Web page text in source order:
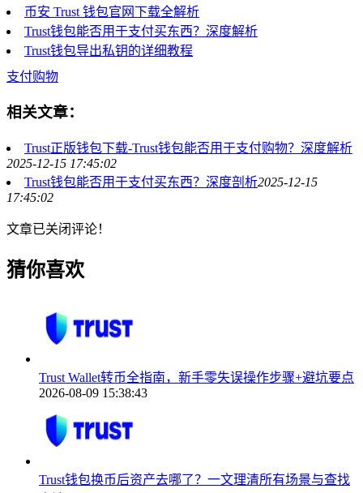
币安 Trust 钱包官网下载全解析
Trust钱包能否用于支付买东西？深度解析
Trust钱包导出私钥的详细教程
支付购物
相关文章：
Trust正版钱包下载-Trust钱包能否用于支付购物？深度解析
2025-12-15 17:45:02
Trust钱包能否用于支付买东西？深度剖析2025-12-15
17:45:02
文章已关闭评论！
猜你喜欢
Trust Wallet转币全指南，新手零失误操作步骤+避坑要点
2026-08-09 15:38:43
Trust钱包换币后资产去哪了？一文理清所有场景与查找